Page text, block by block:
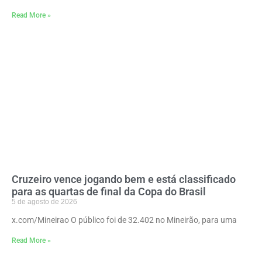
Read More »
Cruzeiro vence jogando bem e está classificado
para as quartas de final da Copa do Brasil
5 de agosto de 2026
x.com/Mineirao O público foi de 32.402 no Mineirão, para uma
Read More »